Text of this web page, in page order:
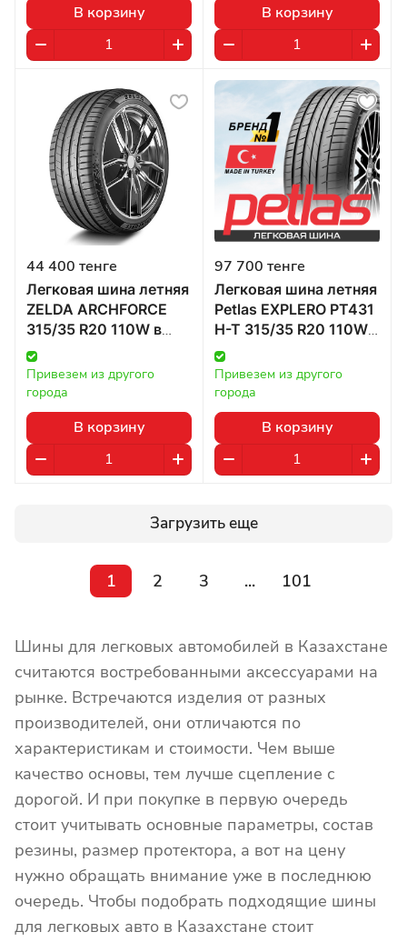
В корзину В корзину
44 400 тенге
Легковая шина летняя
ZELDA ARCHFORCE
315/35 R20 110W в
Казахстане
Привезем из другого
города
В корзину
97 700 тенге
Легковая шина летняя
Petlas EXPLERO PT431
H-T 315/35 R20 110W
в Казахстане
Привезем из другого
города
В корзину
Загрузить еще
1 2 3 ... 101
Шины для легковых автомобилей в Казахстане
считаются востребованными аксессуарами на
рынке. Встречаются изделия от разных
производителей, они отличаются по
характеристикам и стоимости. Чем выше
качество основы, тем лучше сцепление с
дорогой. И при покупке в первую очередь
стоит учитывать основные параметры, состав
резины, размер протектора, а вот на цену
нужно обращать внимание уже в последнюю
очередь. Чтобы подобрать подходящие шины
для легковых авто в Казахстане стоит